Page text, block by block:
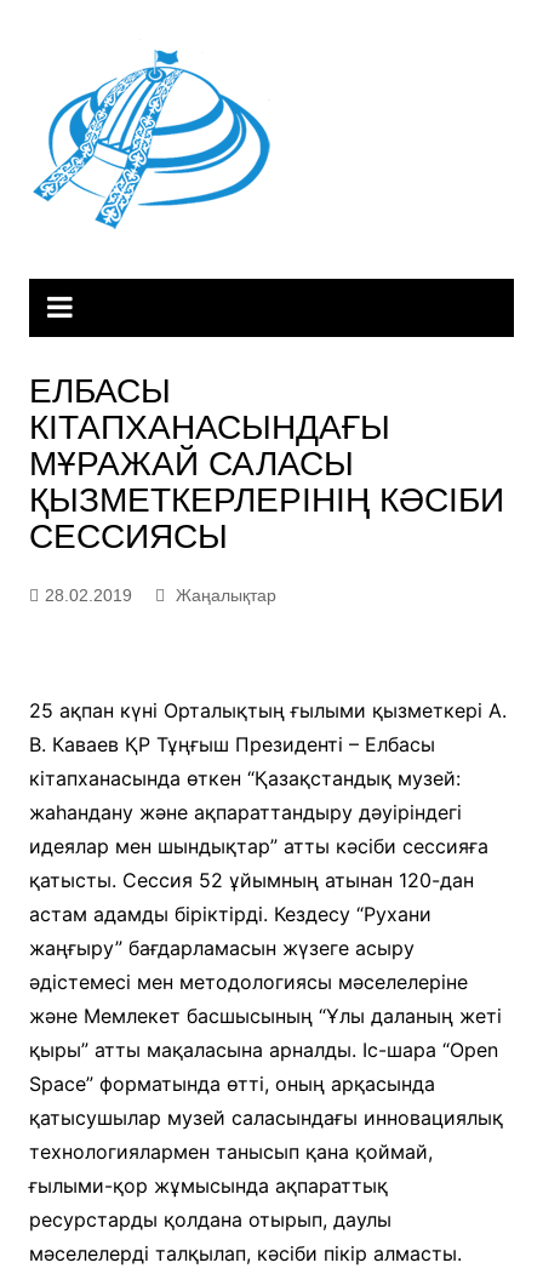
ЕЛБАСЫ
КІТАПХАНАСЫНДАҒЫ
МҰРАЖАЙ САЛАСЫ
ҚЫЗМЕТКЕРЛЕРІНІҢ КӘСІБИ
СЕССИЯСЫ
28.02.2019 Жаңалықтар
25 ақпан күні Орталықтың ғылыми қызметкері А.
В. Каваев ҚР Тұңғыш Президенті – Елбасы
кітапханасында өткен “Қазақстандық музей:
жаһандану және ақпараттандыру дәуіріндегі
идеялар мен шындықтар” атты кәсіби сессияға
қатысты. Сессия 52 ұйымның атынан 120-дан
астам адамды біріктірді. Кездесу “Рухани
жаңғыру” бағдарламасын жүзеге асыру
әдістемесі мен методологиясы мәселелеріне
және Мемлекет басшысының “Ұлы даланың жеті
қыры” атты мақаласына арналды. Іс-шара “Open
Space” форматында өтті, оның арқасында
қатысушылар музей саласындағы инновациялық
технологиялармен танысып қана қоймай,
ғылыми-қор жұмысында ақпараттық
ресурстарды қолдана отырып, даулы
мәселелерді талқылап, кәсіби пікір алмасты.